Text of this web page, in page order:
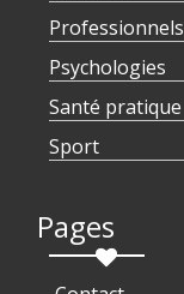
Professionnels
Psychologies
Santé pratique
Sport
Pages